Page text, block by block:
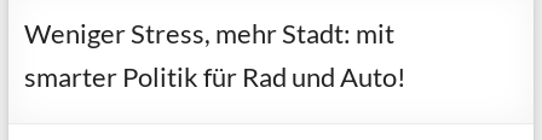
Weniger Stress, mehr Stadt: mit
smarter Politik für Rad und Auto!